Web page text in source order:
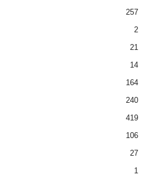
257
2
21
14
164
240
419
106
27
1